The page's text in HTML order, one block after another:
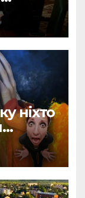
ніхто